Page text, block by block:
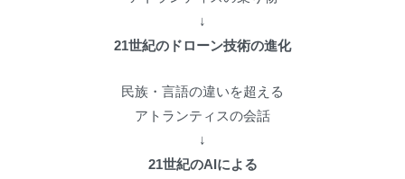
↓
21世紀のドローン技術の進化
民族・言語の違いを超える
アトランティスの会話
↓
21世紀のAIによる